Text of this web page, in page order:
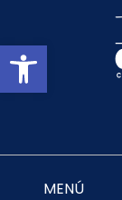
Abrir
MENÚ